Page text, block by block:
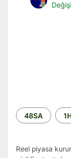
Zaman
aralığı
48SA
Reel piyasa